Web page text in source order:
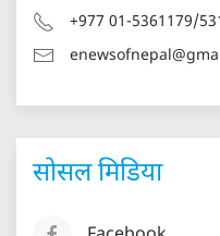
+977 01-5361179/
सोसल मिडिया